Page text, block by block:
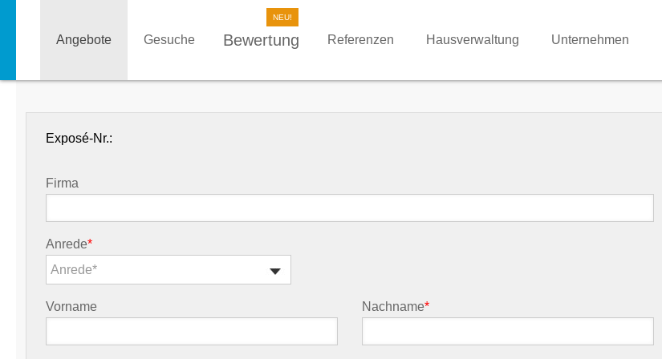
Angebote Gesuche Bewertung Referenzen Hausverwaltung Unternehmen
Exposé-Nr.:
Firma
Anrede*
Anrede*
Vorname Nachname*